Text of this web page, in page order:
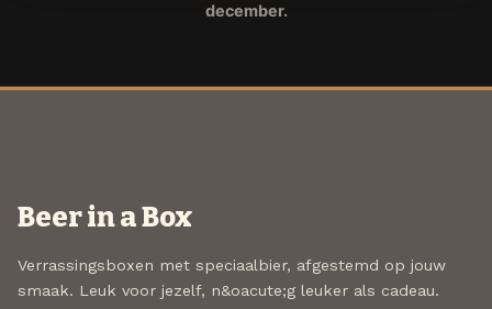
december.
Beer in a Box
Verrassingsboxen met speciaalbier, afgestemd op jouw
smaak. Leuk voor jezelf, n&oacute;g leuker als cadeau.